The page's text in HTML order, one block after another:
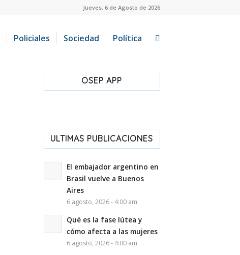
Jueves, 6 de Agosto de 2026
Policiales Sociedad Política
OSEP APP
ULTIMAS PUBLICACIONES
El embajador argentino en
Brasil vuelve a Buenos
Aires
6 agosto, 2026 - 4:00 am
Qué es la fase lútea y
cómo afecta a las mujeres
6 agosto, 2026 - 4:00 am